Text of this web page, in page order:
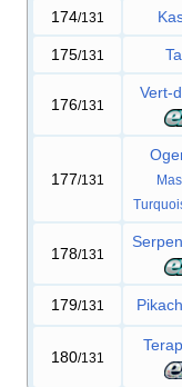
174/131
175/131
176/131
Vert-
177/131
178/131
179/131
180/131